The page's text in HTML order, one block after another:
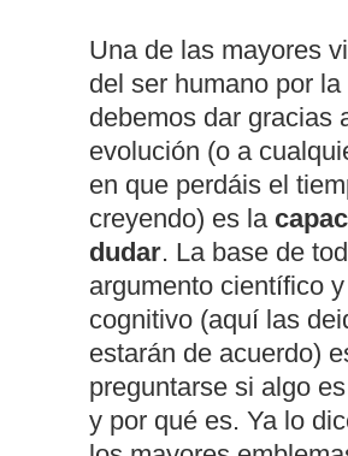
Una de las mayores
del ser humano por la
debemos dar gracias
evolución (o a
en que perdáis el
creyendo) es la
dudar. La base de
argumento científico y
cognitivo (aquí las
estarán de acuerdo)
preguntarse si algo
y por qué es. Ya lo